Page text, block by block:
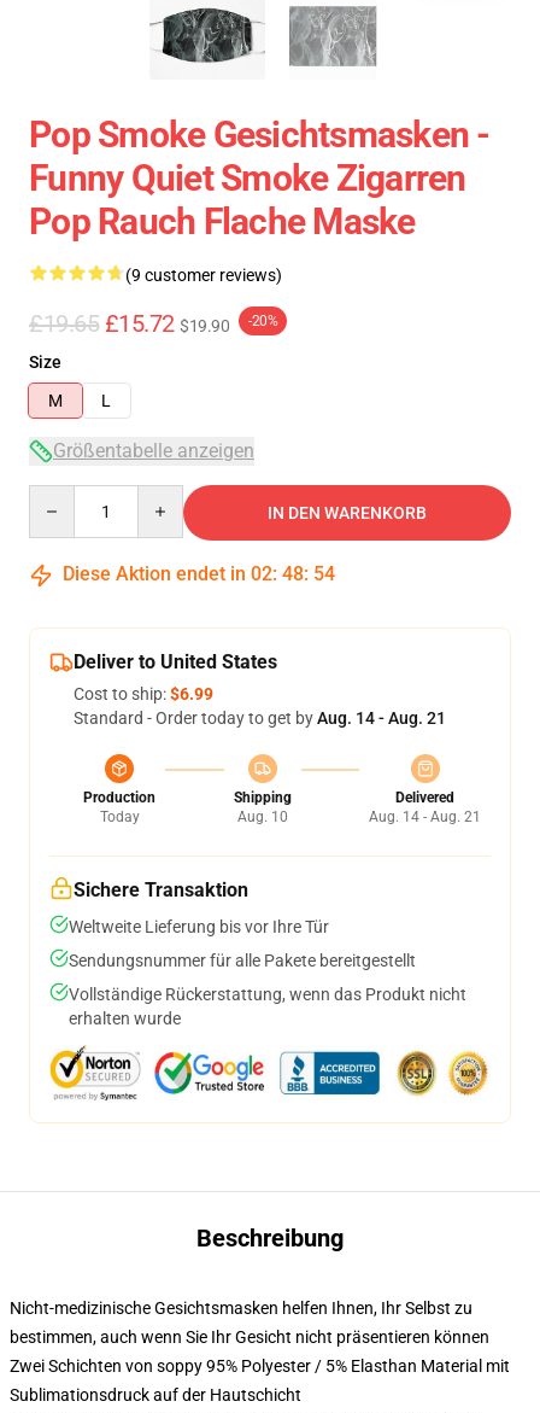
Pop Smoke Gesichtsmasken -
Funny Quiet Smoke Zigarren
Pop Rauch Flache Maske
(9 customer reviews)
£19.65 £15.72 $19.90 -20%
Size
M
L
Größentabelle anzeigen
IN DEN WARENKORB
Diese Aktion endet in 02: 48: 53
Deliver to United States
Cost to ship:$6.99
Standard - Order today to get byAug. 14 - Aug. 21
Production
Today
Shipping
Aug. 10
Delivered
Aug. 14 - Aug. 21
Sichere Transaktion
Weltweite Lieferung bis vor Ihre Tür
Sendungsnummer für alle Pakete bereitgestellt
Vollständige Rückerstattung, wenn das Produkt nicht
erhalten wurde
Beschreibung
Nicht-medizinische Gesichtsmasken helfen Ihnen, Ihr Selbst zu
bestimmen, auch wenn Sie Ihr Gesicht nicht präsentieren können
Zwei Schichten von soppy 95% Polyester / 5% Elasthan Material mit
Sublimationsdruck auf der Hautschicht